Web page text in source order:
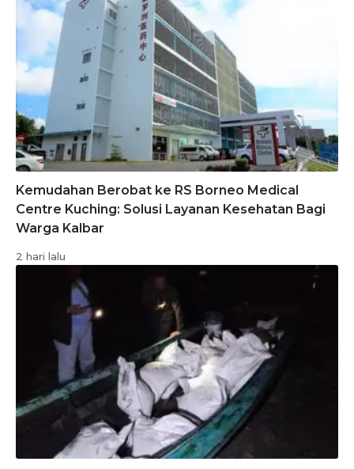
Kemudahan Berobat ke RS Borneo Medical
Centre Kuching: Solusi Layanan Kesehatan Bagi
Warga Kalbar
2 hari lalu